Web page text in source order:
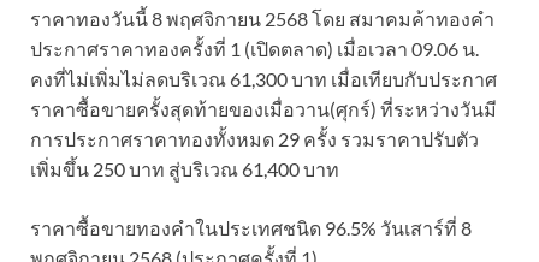
ราคาทองวันนี้ 8 พฤศจิกายน 2568 โดย สมาคมค้าทองคำ
ประกาศราคาทองครั้งที่ 1 (เปิดตลาด) เมื่อเวลา 09.06 น.
คงที่ไม่เพิ่มไม่ลดบริเวณ 61,300 บาท เมื่อเทียบกับประกาศ
ราคาซื้อขายครั้งสุดท้ายของเมื่อวาน(ศุกร์) ที่ระหว่างวันมี
การประกาศราคาทองทั้งหมด 29 ครั้ง รวมราคาปรับตัว
เพิ่มขึ้น 250 บาท สู่บริเวณ 61,400 บาท
ราคาซื้อขายทองคําในประเทศชนิด 96.5% วันเสาร์ที่ 8